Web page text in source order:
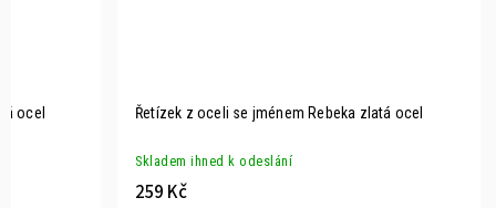
ocel Řetízek z oceli se jménem Rebeka zlatá ocel
Skladem ihned k odeslání
259 Kč